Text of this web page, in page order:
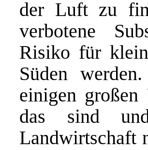
der Luft zu
verbotene
Risiko für
Süden
einigen
das sind
Landwirtschaft